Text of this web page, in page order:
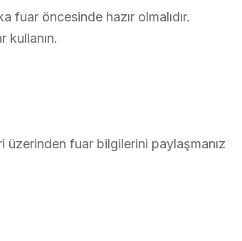
öncesinde hazır olmalıdır.
kullanın.
üzerinden fuar bilgilerini paylaşmanız